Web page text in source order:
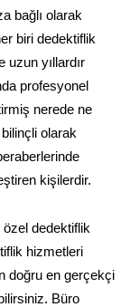
bağlı olarak
biri dedektiflik
uzun yıllardır
profesyonel
nerede ne
olarak
kişilerdir.
özel dedektiflik
hizmetleri
doğru en gerçekçi
Büro